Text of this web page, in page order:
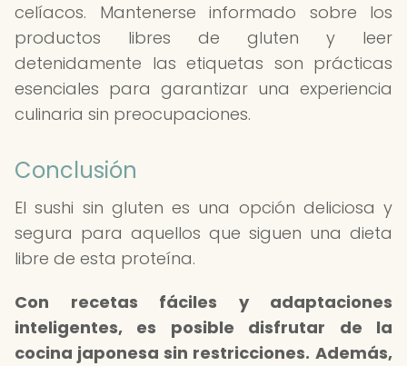
celíacos. Mantenerse informado sobre los
productos libres de gluten y leer
detenidamente las etiquetas son prácticas
esenciales para garantizar una experiencia
culinaria sin preocupaciones.
Conclusión
El sushi sin gluten es una opción deliciosa y
segura para aquellos que siguen una dieta
libre de esta proteína.
Con recetas fáciles y adaptaciones
inteligentes, es posible disfrutar de la
cocina japonesa sin restricciones. Además,